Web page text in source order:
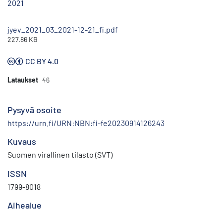
2021
jyev_2021_03_2021-12-21_fi.pdf
227.86 KB
CC BY 4.0
Lataukset 46
Pysyvä osoite
https://urn.fi/URN:NBN:fi-fe20230914126243
Kuvaus
Suomen virallinen tilasto (SVT)
ISSN
1799-8018
Aihealue